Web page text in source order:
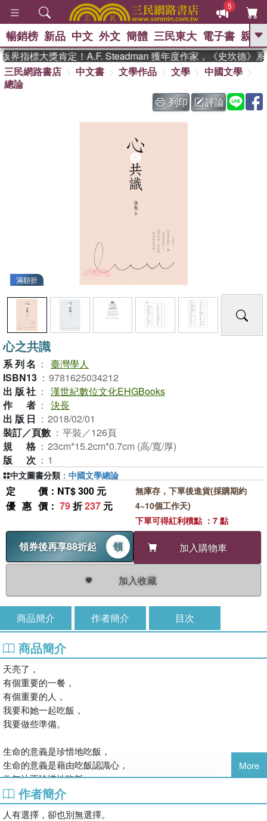
5
GO
熱搜： 東野圭吾 、 The Odyssey 、
國際布克獎 臺灣漫遊錄 、
方
台灣的李登輝時代 、 數學女
孩：黎曼猜想 、 偉大的迷走神經
暢銷榜 新品 中文 外文 簡體 三民東大 電子書 親子
指標大獎肯定！A.F. Steadman 獲年度作家，《史坎德》系
三民網路書店
中文書 文學作品 文學
中國文學
總論
列印
評論
滿額折
心之共識
系列名 ： 臺灣學人
ISBN13 ： 9781625034212
出版社 ： 漢世紀數位文化EHGBooks
作者 ： 決長
出版日 ： 2018/02/01
裝訂／頁數 ： 平裝／126頁
規格 ： 23cm*15.2cm*0.7cm (高/寬/厚)
版次 ： 1
定價 ：NT$ 300 元
優惠價 ： 79折237 元
領券後再享88折起 領 加入購物車
加入收藏
無庫存，下單後進貨(採購期約
4~10個工作天)
下單可得紅利積點 ：7 點
中文圖書分類 ： 中國文學總論
商品簡介 作者簡介 目次
商品簡介
天亮了，
有個重要的一餐，
有個重要的人，
我要和她一起吃飯，
我要做些準備。
生命的意義是珍惜地吃飯，
生命的意義是藉由吃飯認識心，
你無法不珍惜地吃飯，
你無法不去認識心，
生命的意義就是認識心。
More
作者簡介
人有選擇，卻也別無選擇。